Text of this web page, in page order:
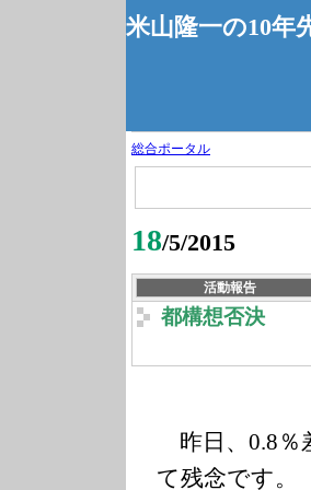
米山隆一の10年
総合ポータル
18/5/2015
活動報告
都構想否決
昨日、0.8％
て残念です。